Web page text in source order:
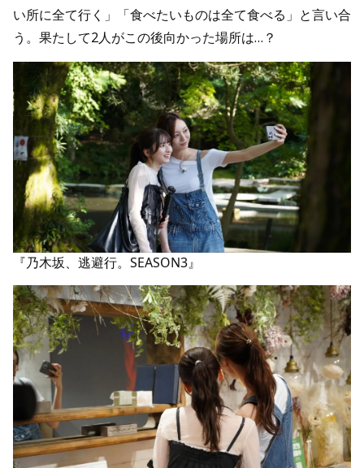
い所に全て行く」「食べたいものは全て食べる」と言い合
う。果たして2人がこの後向かった場所は…？
『乃木坂、逃避行。SEASON3』